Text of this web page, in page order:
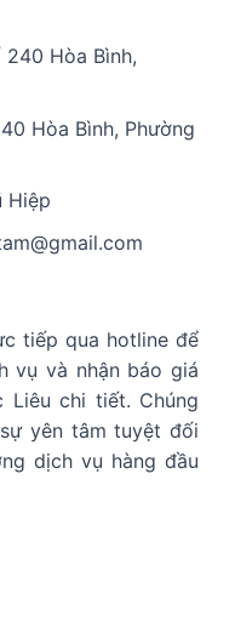
240 Hòa Bình,
Hòa Bình, Phường
Hiệp
tiếp qua hotline để
vụ và nhận báo giá
Liêu chi tiết. Chúng
yên tâm tuyệt đối
dịch vụ hàng đầu